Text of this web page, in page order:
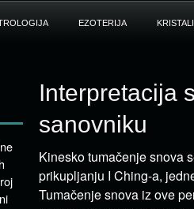
EZOTERIJA KRISTALI
Interpretacija
sanovniku
Kinesko tumačenje snova
prikupljanju I Ching-a,
Tumačenje snova iz ove